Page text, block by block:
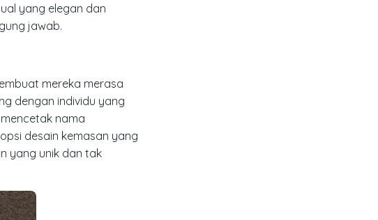
yang elegan dan
jawab.
mereka merasa
dengan individu yang
mencetak nama
desain kemasan yang
yang unik dan tak